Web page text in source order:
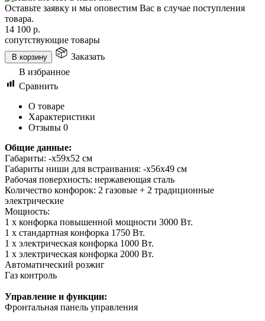
Оставьте заявку и мы оповестим Вас в случае поступления
товара.
14 100 р.
сопутствующие товары
В корзину
Заказать
В избранное
Сравнить
О товаре
Характеристики
Отзывы 0
Общие данные:
Габариты: -х59х52 см
Габариты ниши для встраивания: -х56х49 см
Рабочая поверхность: нержавеющая сталь
Количество конфорок: 2 газовые + 2 традиционные
электрические
Мощность:
1 х конфорка повышенной мощности 3000 Вт.
1 х стандартная конфорка 1750 Вт.
1 x электрическая конфорка 1000 Вт.
1 х электрическая конфорка 2000 Вт.
Автоматический розжиг
Газ контроль
Управление и функции:
Фронтальная панель управления